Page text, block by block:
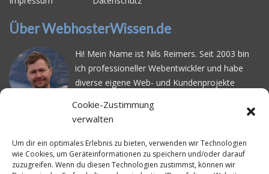
Cookie-Zustimmung
verwalten
Um dir ein optimales Erlebnis zu bieten, verwenden wir Technologien
wie Cookies, um Geräteinformationen zu speichern und/oder darauf
zuzugreifen. Wenn du diesen Technologien zustimmst, können wir
Über WebhosterWissen.de
Hi! Mein Name ist Nils Reimers. Seit 2003 bin
ich professioneller Webentwickler und habe
diverse eigene Web- und Kundenprojekte
schwierig ist gutes Webhosting zu finden: Bei
vielen Anbietern ärgert man sich über
Serverausfälleoder überlangsame
Ladezeiten. Deswegen habe ich im Mai 2016
angefangen, die bekanntesten Webhoster